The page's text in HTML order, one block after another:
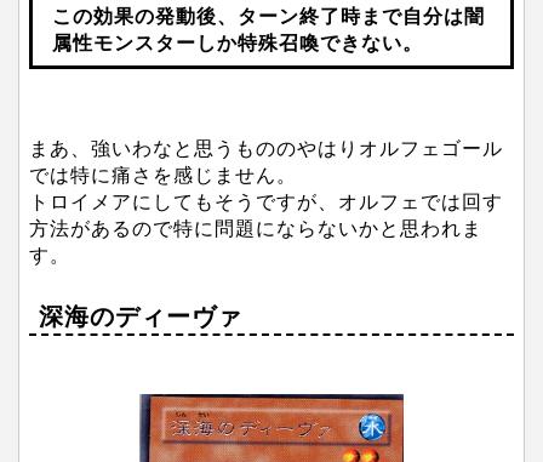
この効果の発動後、ターン終了時まで自分は闇
属性モンスターしか特殊召喚できない。
まあ、強いわなと思うもののやはりオルフェゴール
では特に痛さを感じません。
トロイメアにしてもそうですが、オルフェでは回す
方法があるので特に問題にならないかと思われま
す。
深海のディーヴァ